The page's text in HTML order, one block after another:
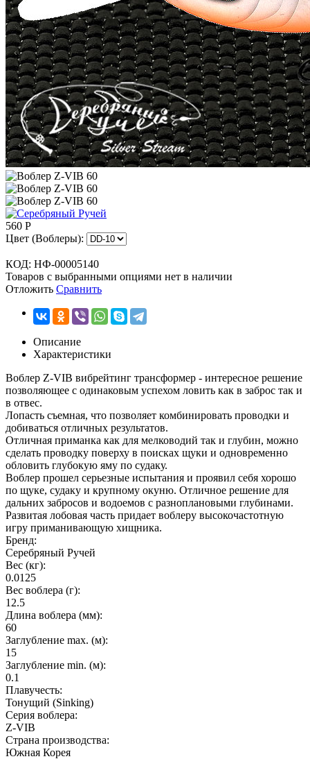
560 Р
Цвет (Воблеры):
КОД: НФ-00005140
Товаров с выбранными опциями нет в наличии
Отложить Сравнить
Описание
Характеристики
Воблер Z-VIB вибрейтинг трансформер - интересное решение
позволяющее с одинаковым успехом ловить как в заброс так и
в отвес.
Лопасть съемная, что позволяет комбинировать проводки и
добиваться отличных результатов.
Отличная приманка как для мелководий так и глубин, можно
сделать проводку поверху в поисках щуки и одновременно
обловить глубокую яму по судаку.
Воблер прошел серьезные испытания и проявил себя хорошо
по щуке, судаку и крупному окуню. Отличное решение для
дальних забросов и водоемов с разноплановыми глубинами.
Развитая лобовая часть придает воблеру высокочастотную
игру приманивающую хищника.
Бренд:
Серебряный Ручей
Вес (кг):
0.0125
Вес воблера (г):
12.5
Длина воблера (мм):
60
Заглубление max. (м):
15
Заглубление min. (м):
0.1
Плавучесть:
Тонущий (Sinking)
Серия воблера:
Z-VIB
Страна производства:
Южная Корея